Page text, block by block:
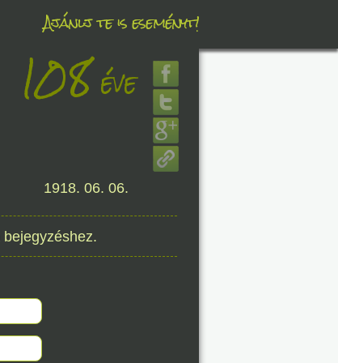
Ajánlj te is eseményt!
108éve
1918. 06. 06.